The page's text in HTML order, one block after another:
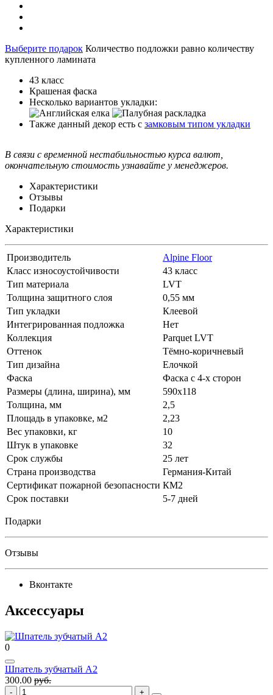
Выберите подарок Количество подложки равно количеству
купленного ламината
43 класс
Крашеная фаска
Несколько вариантов укладки:
Также данный декор есть с замковым типом укладки
В связи с временной нестабильностью курса валют,
окончательную стоимость узнавайте у менеджеров.
Характеристики
Отзывы
Подарки
Характеристики
Производитель
Alpine Floor
Класс износоустойчивости
43 класс
Тип материала
LVT
Толщина защитного слоя
0,55 мм
Тип укладки
Клеевой
Интегрированная подложка
Нет
Коллекция
Parquet LVT
Оттенок
Тёмно-коричневый
Тип дизайна
Елочкой
Фаска
Фаска с 4-х сторон
Размеры (длина, ширина), мм
590x118
Толщина, мм
2,5
Площадь в упаковке, м2
2,23
Вес упаковки, кг
10
Штук в упаковке
32
Срок службы
25 лет
Страна производства
Германия-Китай
Сертификат пожарной безопасности КМ2
Срок поставки
5-7 дней
Подарки
Отзывы
Вконтакте
Аксессуары
0
Шпатель зубчатый А2
300.00 руб.